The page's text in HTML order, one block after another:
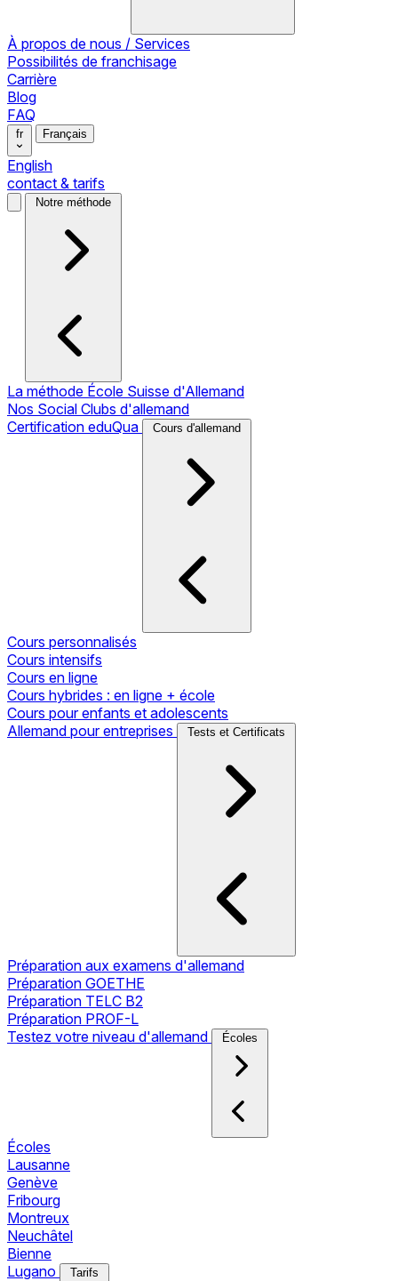
À propos de nous / Services
Possibilités de franchisage
Carrière
Blog
FAQ
fr Français
English
contact & tarifs
Notre méthode
La méthode École Suisse d'Allemand
Nos Social Clubs d'allemand
Certification eduQua
Cours d'allemand
Cours personnalisés
Cours intensifs
Cours en ligne
Cours hybrides : en ligne + école
Cours pour enfants et adolescents
Allemand pour entreprises
Tests et Certificats
Préparation aux examens d'allemand
Préparation GOETHE
Préparation TELC B2
Préparation PROF-L
Testez votre niveau d'allemand
Écoles
Écoles
Lausanne
Genève
Fribourg
Montreux
Neuchâtel
Bienne
Lugano
Tarifs